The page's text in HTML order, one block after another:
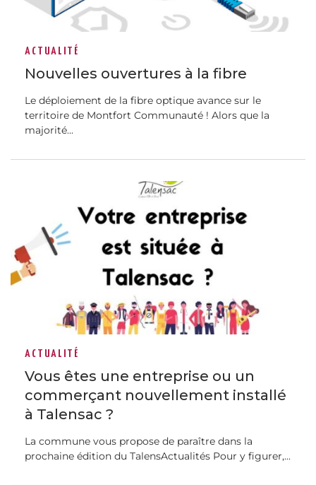
ACTUALITÉ
Nouvelles ouvertures à la fibre
Le déploiement de la fibre optique avance sur le
territoire de Montfort Communauté ! Alors que la
majorité...
ACTUALITÉ
Vous êtes une entreprise ou un
commerçant nouvellement installé
à Talensac ?
La commune vous propose de paraître dans la
prochaine édition du TalensActualités Pour y figurer,...